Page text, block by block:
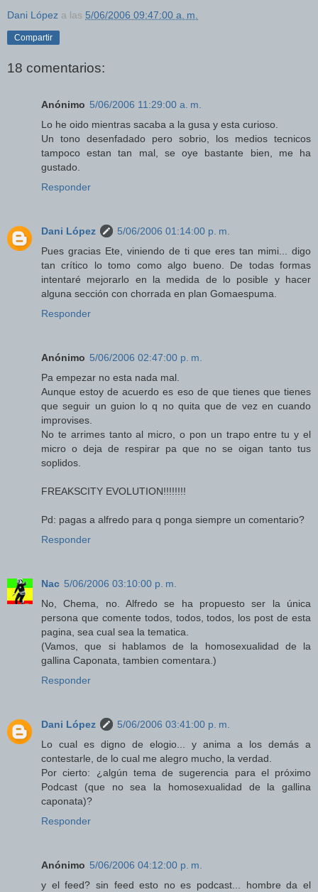
Dani López a las 5/06/2006 09:47:00 a. m.
Compartir
18 comentarios:
Anónimo 5/06/2006 11:29:00 a. m.
Lo he oido mientras sacaba a la gusa y esta curioso.
Un tono desenfadado pero sobrio, los medios tecnicos
tampoco estan tan mal, se oye bastante bien, me ha
gustado.
Responder
Dani López
5/06/2006 01:14:00 p. m.
Pues gracias Ete, viniendo de ti que eres tan mimi... digo
tan crítico lo tomo como algo bueno. De todas formas
intentaré mejorarlo en la medida de lo posible y hacer
alguna sección con chorrada en plan Gomaespuma.
Responder
Anónimo 5/06/2006 02:47:00 p. m.
Pa empezar no esta nada mal.
Aunque estoy de acuerdo es eso de que tienes que tienes
que seguir un guion lo q no quita que de vez en cuando
improvises.
No te arrimes tanto al micro, o pon un trapo entre tu y el
micro o deja de respirar pa que no se oigan tanto tus
soplidos.
FREAKSCITY EVOLUTION!!!!!!!!
Pd: pagas a alfredo para q ponga siempre un comentario?
Responder
Nac 5/06/2006 03:10:00 p. m.
No, Chema, no. Alfredo se ha propuesto ser la única
persona que comente todos, todos, todos, los post de esta
pagina, sea cual sea la tematica.
(Vamos, que si hablamos de la homosexualidad de la
gallina Caponata, tambien comentara.)
Responder
Dani López
5/06/2006 03:41:00 p. m.
Lo cual es digno de elogio... y anima a los demás a
contestarle, de lo cual me alegro mucho, la verdad.
Por cierto: ¿algún tema de sugerencia para el próximo
Podcast (que no sea la homosexualidad de la gallina
caponata)?
Responder
Anónimo 5/06/2006 04:12:00 p. m.
y el feed? sin feed esto no es podcast... hombre da el